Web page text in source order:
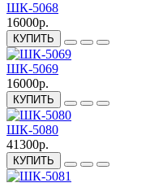
ШК-5068
16000р.
КУПИТЬ
ШК-5069
16000р.
КУПИТЬ
ШК-5080
41300р.
КУПИТЬ